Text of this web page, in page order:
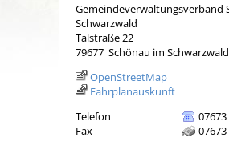
Gemeindeverwaltungsverband
Schwarzwald
Talstraße 22
79677 Schönau im Schwarzwald
OpenStreetMap
Fahrplanauskunft
Telefon
Fax